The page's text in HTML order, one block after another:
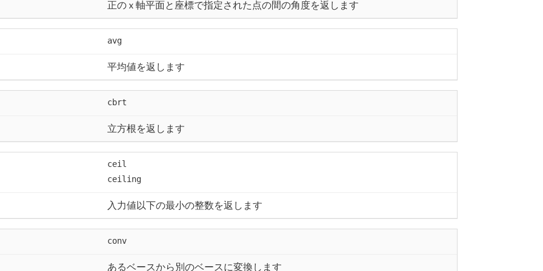
正の x 軸平面と座標で指定された点の間の角度を返します
avg
平均値を返します
cbrt
立方根を返します
ceil
ceiling
入力値以下の最小の整数を返します
conv
あるベースから別のベースに変換します